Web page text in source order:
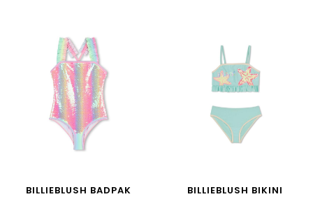
BILLIEBLUSH BADPAK
BILLIEBLUSH BIKINI